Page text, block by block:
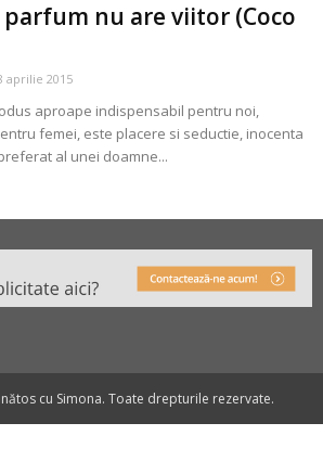
nu are viitor (Coco
aprilie 2015
aproape indispensabil pentru noi,
femei, este placere si seductie, inocenta
al unei doamne...
cu Simona. Toate drepturile rezervate.